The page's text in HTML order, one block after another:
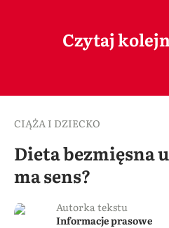
Czytaj
CIĄŻA I DZIECKO
Dieta bezmięsna
ma sens?
Autorka tekstu
Informacje prasowe